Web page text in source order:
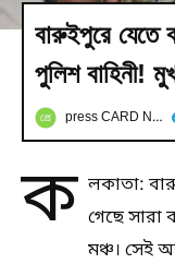
বারুইপুরে যেতে
পুলিশ বাহিনী!
press CARD NEWS
ক লকাতা:
গেছে সারা
মঞ্চ। সেই